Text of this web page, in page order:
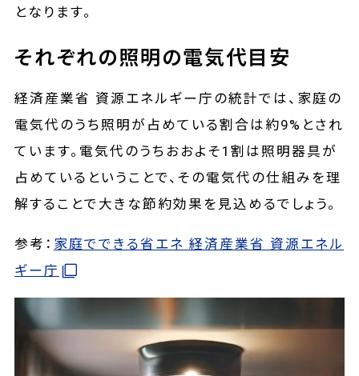
となります。
それぞれの照明の電気代目安
経済産業省 資源エネルギー庁の統計では、家庭の
電気代のうち照明が占めている割合は約9%とされ
ています。電気代のうちおおよそ1割は照明器具が
占めているということで、その電気代の仕組みを理
解することで大きな節約効果を見込めるでしょう。
参考： 家庭でできる省エネ 経済産業省 資源エネル
ギー庁